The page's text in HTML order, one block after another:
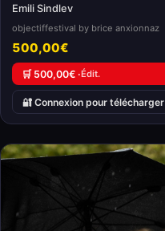
Emili Sindlev
objectiffestival by brice anxionnaz
500,00€
🛒 500,00€ ·Édit.
🔐 Connexion pour télécharger